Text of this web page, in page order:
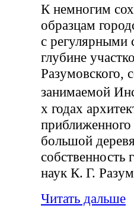
К немногим
образцам
с регулярными
глубине
Разумовского,
занимаемой
х годах
большой
собственность
наук К. Г.
Читать дальше